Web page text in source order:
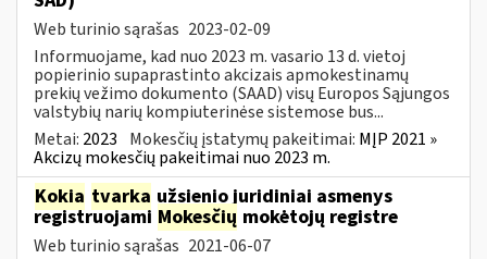
Web turinio sąrašas 2023-02-09
Informuojame, kad nuo 2023 m. vasario 13 d. vietoj
popierinio supaprastinto akcizais apmokestinamų
prekių vežimo dokumento (SAAD) visų Europos Sąjungos
valstybių narių kompiuterinėse sistemose bus...
Metai: 2023 Mokesčių įstatymų pakeitimai: MĮP 2021 »
Akcizų mokesčių pakeitimai nuo 2023 m.
Kokia tvarka užsienio juridiniai asmenys
registruojami Mokesčių mokėtojų registre
Web turinio sąrašas 2021-06-07